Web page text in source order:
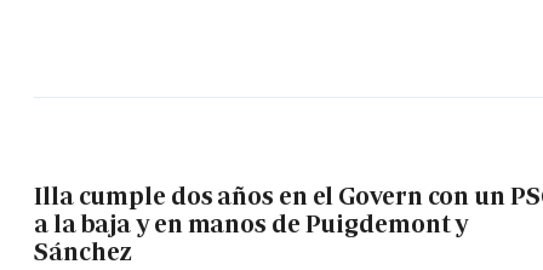
Illa cumple dos años en el Govern con un
a la baja y en manos de Puigdemont y
Sánchez